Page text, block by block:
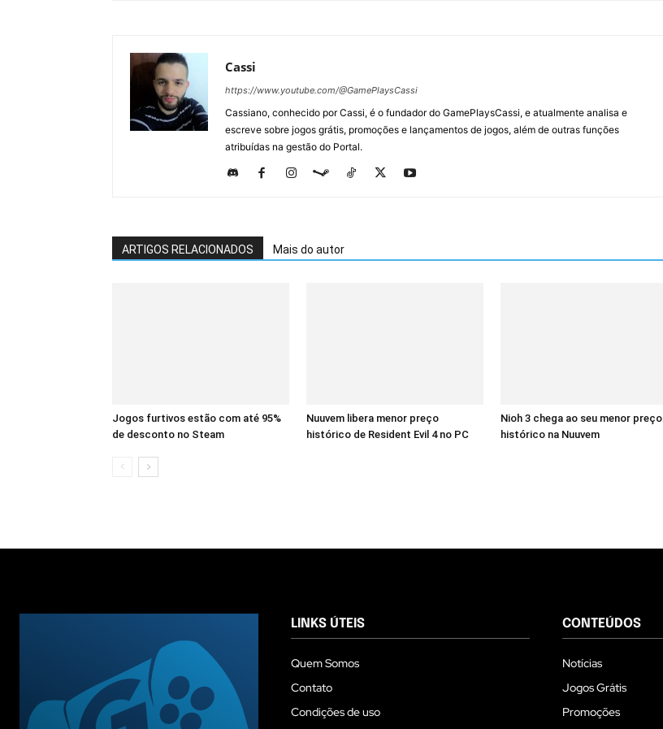
Cassi
https://www.youtube.com/@GamePlaysCassi
Cassiano, conhecido por Cassi, é o fundador do GamePlaysCassi, e atualmente analisa e
escreve sobre jogos grátis, promoções e lançamentos de jogos, além de outras funções
atribuídas na gestão do Portal.
ARTIGOS RELACIONADOS Mais do autor
Jogos furtivos estão com até 95%
de desconto no Steam
Nuuvem libera menor preço
histórico de Resident Evil 4 no PC
Nioh 3 chega ao seu menor preço
histórico na Nuuvem
LINKS ÚTEIS
Quem Somos
Contato
Condições de uso
CONTEÚDOS
Notícias
Jogos Grátis
Promoções